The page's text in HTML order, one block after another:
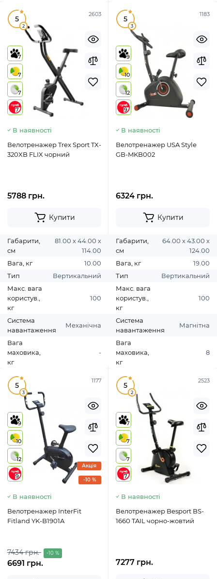
2603
5
2
7
7
7
7
В наявності
Велотренажер Trex Sport TX-
320XB FLIX чорний
5788 грн.
Купити
Габарити,
см
81.00 х 44.00 х
114.00
Вага, кг
10.00
Тип
Вертикальний
Макс. вага
користув.,
кг
100
Система
навантаження
Механічна
Вага
маховика,
кг
-
1183
5
3
9
10
12
9
В наявності
Велотренажер USA Style
GB-MKB002
6324 грн.
Купити
Габарити,
см
64.00 х 43.00 х
124.00
Вага, кг
19.00
Тип
Вертикальний
Макс. вага
користув.,
кг
100
Система
навантаження
Магнітна
Вага
маховика,
кг
8
1177
5
3
9
10
12
9
-10 %
Акція
В наявності
Велотренажер InterFit
Fitland YK-B1901A
7434 грн. -10 %
6691 грн.
2523
5
2
7
7
7
7
В наявності
Велотренажер Besport BS-
1660 TAIL чорно-жовтий
7277 грн.